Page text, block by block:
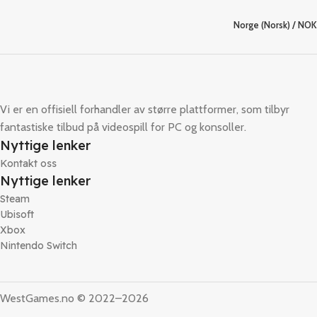
Norge (Norsk) / NOK
Vi er en offisiell forhandler av større plattformer, som tilbyr
fantastiske tilbud på videospill for PC og konsoller.
Nyttige lenker
Kontakt oss
Nyttige lenker
Steam
Ubisoft
Xbox
Nintendo Switch
WestGames.no © 2022–2026